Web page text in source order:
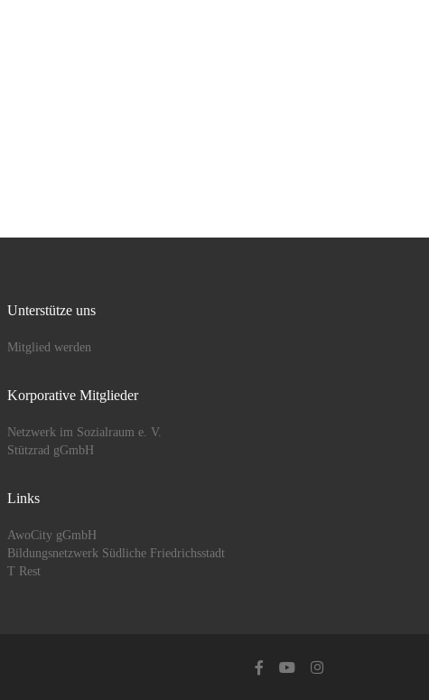
Unterstütze uns
Mitglied werden
Korporative Mitglieder
Netzwerk im Sozialraum e. V.
Stützrad gGmbH
Links
AwoCity gGmbH
Bildungsnetzwerk Südliche Friedrichsstadt
T Rest